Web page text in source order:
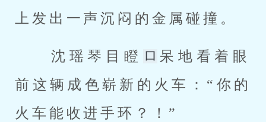
上发出一声沉闷的金属碰撞。
沈瑶琴目瞪
呆地看着眼
前这辆成色崭新的火车：“你的
火车能收进手环？！”